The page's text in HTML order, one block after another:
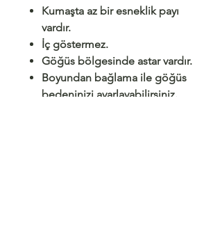
Kumaşta az bir esneklik payı
vardır.
İç göstermez.
Göğüs bölgesinde astar vardır.
Boyundan bağlama ile göğüs
bedeninizi ayarlayabilirsiniz.